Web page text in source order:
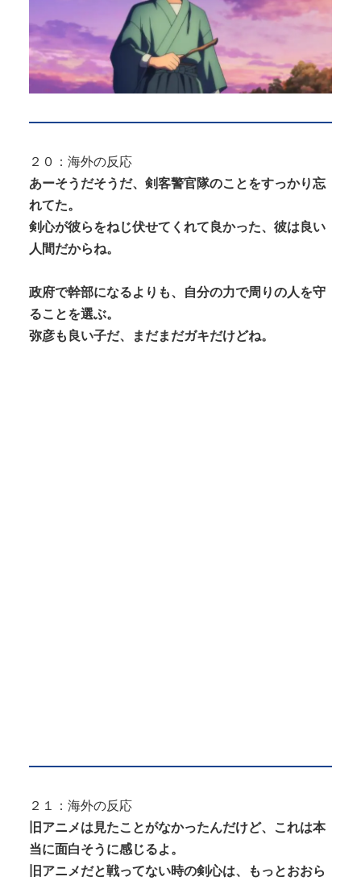
２０：海外の反応
あーそうだそうだ、剣客警官隊のことをすっかり忘
れてた。
剣心が彼らをねじ伏せてくれて良かった、彼は良い
人間だからね。
政府で幹部になるよりも、自分の力で周りの人を守
ることを選ぶ。
弥彦も良い子だ、まだまだガキだけどね。
２１：海外の反応
旧アニメは見たことがなかったんだけど、これは本
当に面白そうに感じるよ。
旧アニメだと戦ってない時の剣心は、もっとおおら